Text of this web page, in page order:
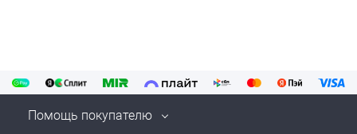
Помощь покупателю